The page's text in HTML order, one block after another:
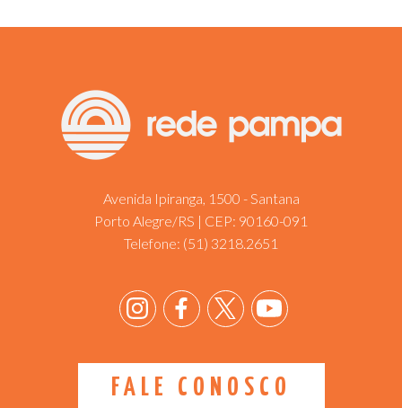
Avenida Ipiranga, 1500 - Santana
Porto Alegre/RS | CEP: 90160-091
Telefone: (51) 3218.2651
FALE CONOSCO